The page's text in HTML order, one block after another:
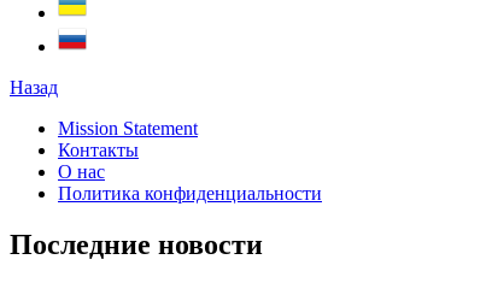
Назад
Mission Statement
Контакты
О нас
Политика конфиденциальности
Последние новости